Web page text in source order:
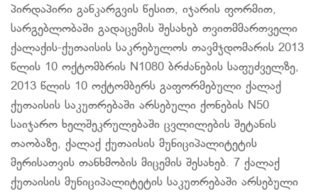
პირდაპირი განკარგვის წესით, იჯარის ფორმით,
სარგებლობაში გადაცემის შესახებ თვითმმართველი
ქალაქის-ქუთაისის საკრებულოს თავმჯდომარის 2013
წლის 10 ოქტომბრის N1080 ბრძანების საფუძველზე,
2013 წლის 10 ოქტომბერს გაფორმებული ქალაქ
ქუთაისის საკუთრებაში არსებული ქონების N50
საიჯარო ხელშეკრულებაში ცვლილების შეტანის
თაობაზე, ქალაქ ქუთაისის მუნიციპალიტეტის
მერისათვის თანხმობის მიცემის შესახებ. 7 ქალაქ
ქუთაისის მუნიციპალიტეტის საკუთრებაში არსებული